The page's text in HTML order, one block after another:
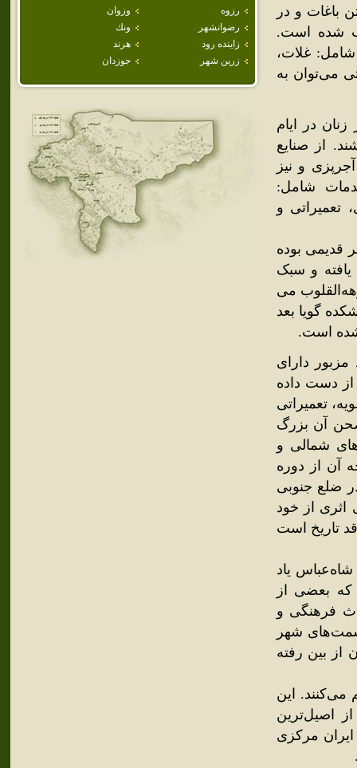
رزوه
وزوان
رضوانشهر
ونك
زاينده رود
هرند
زرين شهر
جوزدان
باغات و در
شده است.
غلات،
می‌توان به
در ایام
از صنایع
و نیز
شامل:
تعمیراتی و
قدیمی بوده
و سبک
می
گویا بعد
شده است.
دارای
از دست داده
تعمیراتی
آن بزرگ
ایوان‌های شمالی و
آن از دوره
ضلع جنوبی
از خود
تاریخ است
یاد
بعضی از
فرهنگی و
شهر
بین رفته
این
اصیل‌ترین
مرکزی